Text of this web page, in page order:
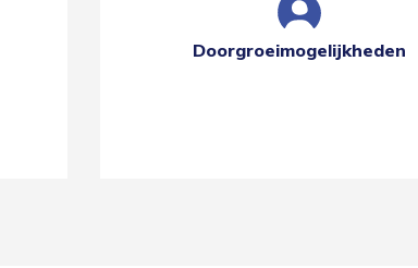
Doorgroeimogelijkheden